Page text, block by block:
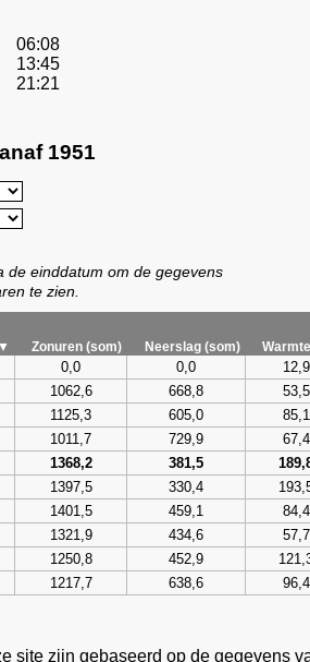
06:08
13:45
21:21
1951
de einddatum om de gegevens
te zien.
Zonuren (som) Neerslag (som)
0,0 0,0 12,9
1062,6 668,8 53,5
1125,3 605,0 85,1
1011,7 729,9 67,4
1368,2 381,5
1397,5 330,4
1401,5 459,1 84,4
1321,9 434,6 57,7
1250,8 452,9
1217,7 638,6 96,4
site zijn gebaseerd op de gegevens